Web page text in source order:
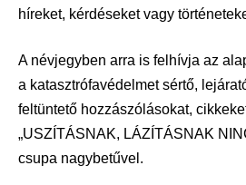
híreket, kérdéseket vagy
A névjegyben arra is felhívja az
a katasztrófavédelmet sértő,
feltüntető hozzászólásokat,
„USZÍTÁSNAK, LÁZÍTÁSNAK
csupa nagybetűvel.